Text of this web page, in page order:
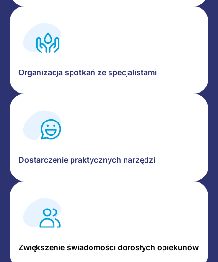
Organizacja spotkań ze specjalistami
Dostarczenie praktycznych narzędzi
Zwiększenie świadomości dorosłych opiekunów